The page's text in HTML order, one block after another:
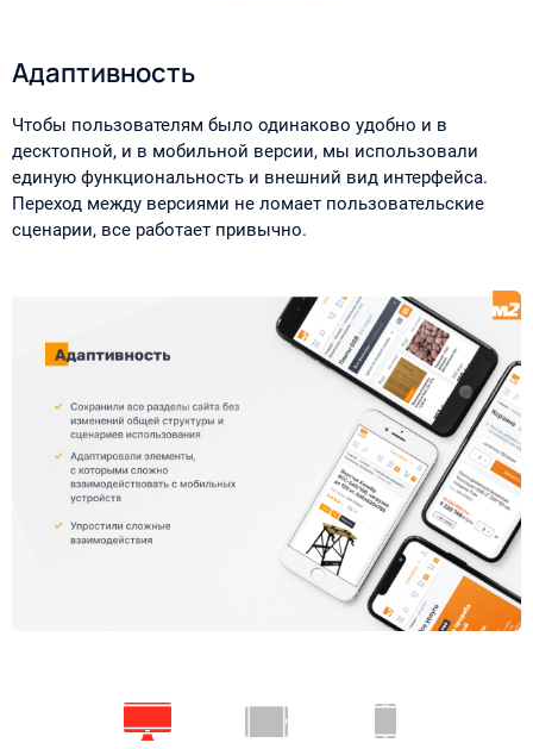
Адаптивность
Чтобы пользователям было одинаково удобно и в
десктопной, и в мобильной версии, мы использовали
единую функциональность и внешний вид интерфейса.
Переход между версиями не ломает пользовательские
сценарии, все работает привычно.